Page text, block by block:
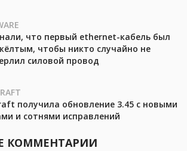
что первый ethernet-кабель был
чтобы никто случайно не
силовой провод
получила обновление 3.45 с новыми
и сотнями исправлений
КОММЕНТАРИИ